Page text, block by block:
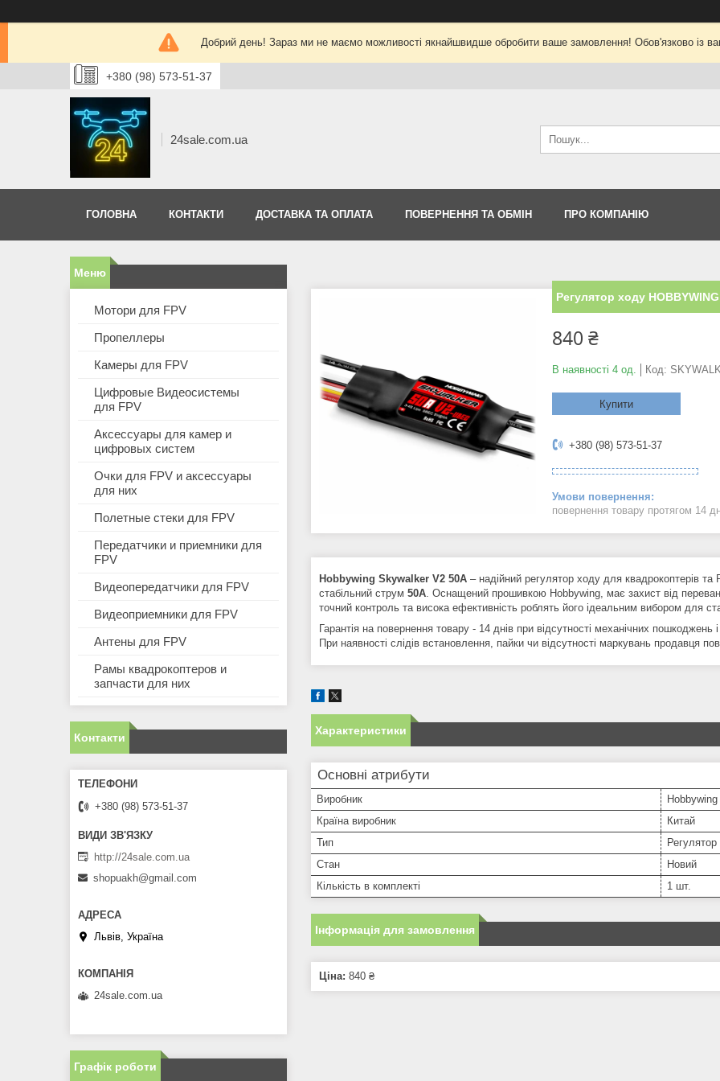
Добрий день! Зараз ми не маємо можливості якнайшвидше обробити ваше замовлення! Обов'язково із
+380 (98) 573-51-37
24sale.com.ua
ГОЛОВНА КОНТАКТИ ДОСТАВКА ТА ОПЛАТА ПОВЕРНЕННЯ ТА ОБМІН ПРО КОМПАНІЮ
Регулятор ходу
840 ₴
В наявності 4 од. Код:
Купити
+380 (98) 573-51-37
повернення товару протягом 14
Hobbywing Skywalker V2 50A – надійний регулятор ходу для квадрокоптерів
стабільний струм 50A . Оснащений прошивкою Hobbywing, має захист від
точний контроль та висока ефективність роблять його ідеальним вибором для
Гарантія на повернення товару - 14 днів при відсутності механічних пошкоджень
При наявності слідів встановлення, пайки чи відсутності маркувань продавця
Характеристики
Основні атрибути
Виробник
Hobbywing
Країна виробник
Китай
Тип
Стан
Новий
Кількість в комплекті
1 шт.
Інформація для замовлення
Ціна: 840 ₴
Мотори для FPV
Пропеллеры
Камеры для FPV
Цифровые Видеосистемы
для FPV
Аксессуары для камер и
цифровых систем
Очки для FPV и аксессуары
для них
Полетные стеки для FPV
Передатчики и приемники для
FPV
Видеопередатчики для FPV
Видеоприемники для FPV
Антены для FPV
Рамы квадрокоптеров и
запчасти для них
Контакти
+380 (98) 573-51-37
http://24sale.com.ua
shopuakh@gmail.com
Львів, Україна
24sale.com.ua
Графік роботи